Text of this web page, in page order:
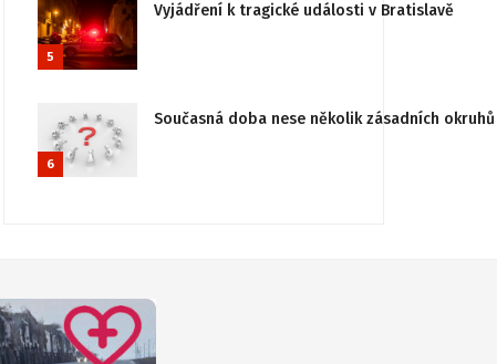
5
Vyjádření k tragické události v Bratislavě
6
Současná doba nese několik zásadních